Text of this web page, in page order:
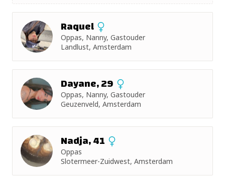
Raquel
Oppas, Nanny, Gastouder
Landlust, Amsterdam
Dayane, 29
Oppas, Nanny, Gastouder
Geuzenveld, Amsterdam
Nadja, 41
Oppas
Slotermeer-Zuidwest, Amsterdam